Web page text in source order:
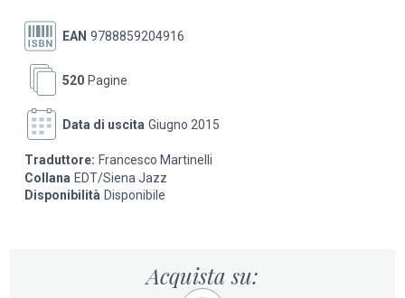
Coltrane
EAN 9788859204916
Pagine
520
Data di uscita Giugno 2015
Traduttore: Francesco Martinelli
Collana EDT/Siena Jazz
Disponibilità Disponibile
Acquista su: